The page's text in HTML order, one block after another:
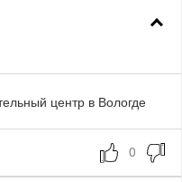
центр в Вологде